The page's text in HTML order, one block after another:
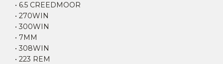
• 6.5 CREEDMOOR
• 270WIN
• 300WIN
• 7MM
• 308WIN
• 223 REM